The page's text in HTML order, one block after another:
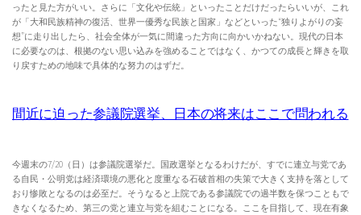
ったと見た方がいい。さらに「文化や伝統」といったことだけだったらいいが、これ
が「大和民族精神の復活、世界一優秀な民族と国家」などといった“独りよがりの妄
想”に走り出したら、社会全体が一気に間違った方向に向かいかねない。現代の日本
に必要なのは、根拠のない思い込みを強めることではなく、かつての成長と輝きを取
り戻すための地味で具体的な努力のはずだ。
間近に迫った参議院選挙、日本の将来はここで問われる
今週末の7/20（日）は参議院選挙だ。国政選挙となるわけだが、すでに連立与党であ
る自民・公明党は経済環境の悪化と度重なる石破首相の失策で大きく支持を落として
おり惨敗となるのは必至だ。そうなると上院である参議院での過半数を保つこともで
きなくなるため、第三の党と連立与党を組むことになる。ここを目指して、現在有象